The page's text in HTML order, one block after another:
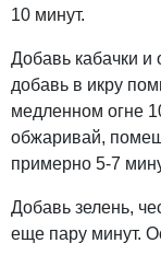
10 минут.
Добавь кабачки
добавь в икру
медленном огне
обжаривай,
примерно 5-7
Добавь зелень,
еще пару минут.